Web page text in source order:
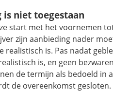
niet toegestaan
start met het voornemen
zijn aanbieding nader
is. Pas nadat
is, en geen
de termijn als bedoeld in
de overeenkomst gesloten.